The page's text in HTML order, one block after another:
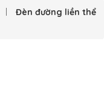
Đèn đường liền thể